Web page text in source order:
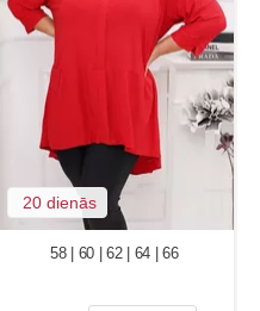
20 dienās
58 | 60 | 62 | 64 | 66